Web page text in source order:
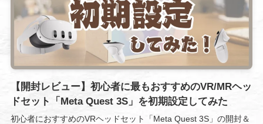
【開封レビュー】初心者に最もおすすめのVR/MRヘッ
ドセット「Meta Quest 3S」を初期設定してみた
初心者におすすめのVRヘッドセット「Meta Quest 3S」の開封＆